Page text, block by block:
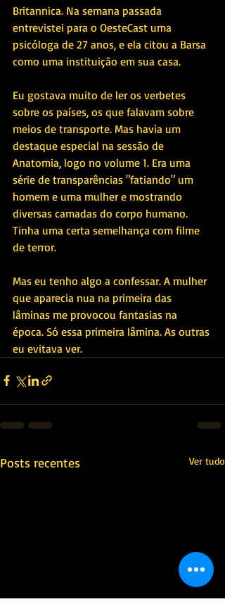
Britannica. Na semana passada
entrevistei para o OesteCast uma
psicóloga de 27 anos, e ela citou a Barsa
como uma instituição em sua casa.
Eu gostava muito de ler os verbetes
sobre os países, os que falavam sobre
meios de transporte. Mas havia um
destaque especial na sessão de
Anatomia, logo no volume 1. Era uma
série de transparências "fatiando" um
homem e uma mulher e mostrando
diversas camadas do corpo humano.
Tinha uma certa semelhança com filme
de terror.
Mas eu tenho algo a confessar. A mulher
que aparecia nua na primeira das
lâminas me provocou fantasias na
época. Só essa primeira lâmina. As outras
eu evitava ver.
Posts recentes Ver tudo